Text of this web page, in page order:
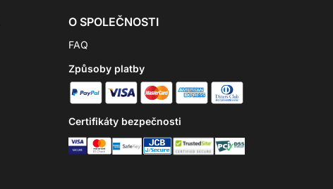
O SPOLEČNOSTI
FAQ
Způsoby platby
Certifikáty bezpečnosti